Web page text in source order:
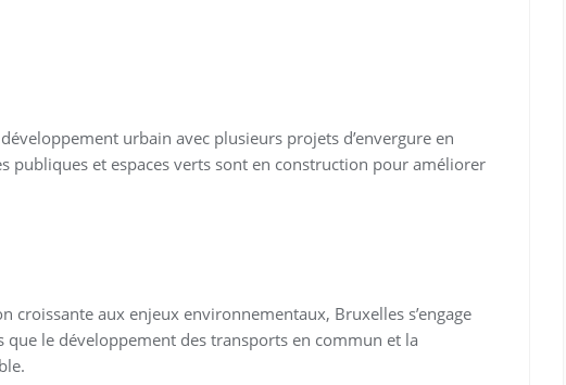
urbain avec plusieurs projets d’envergure en
publiques et espaces verts sont en construction pour améliorer
croissante aux enjeux environnementaux, Bruxelles s’engage
que le développement des transports en commun et la